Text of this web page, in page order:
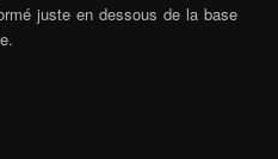
juste en dessous de la base